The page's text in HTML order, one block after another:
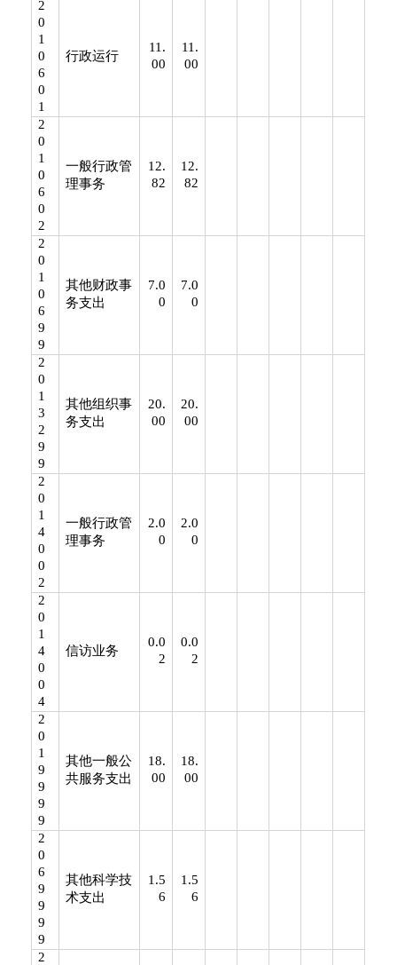
2
0
1
0
6
0
1
行政运行
11.
00
11.
00
2
0
1
0
6
0
2
一般行政管
理事务
12.
82
12.
82
2
0
1
0
6
9
9
其他财政事
务支出
7.0
0
7.0
0
2
0
1
3
2
9
9
其他组织事
务支出
20.
00
20.
00
2
0
1
4
0
0
2
一般行政管
理事务
2.0
0
2.0
0
2
0
1
4
0
0
4
信访业务
0.0
2
0.0
2
2
0
1
9
9
9
9
其他一般公
共服务支出
18.
00
18.
00
2
0
6
9
9
9
9
其他科学技
术支出
1.5
6
1.5
6
2